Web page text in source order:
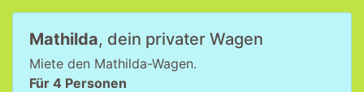
Mathilda, dein privater Wagen
Miete den Mathilda-Wagen.
Für 4 Personen